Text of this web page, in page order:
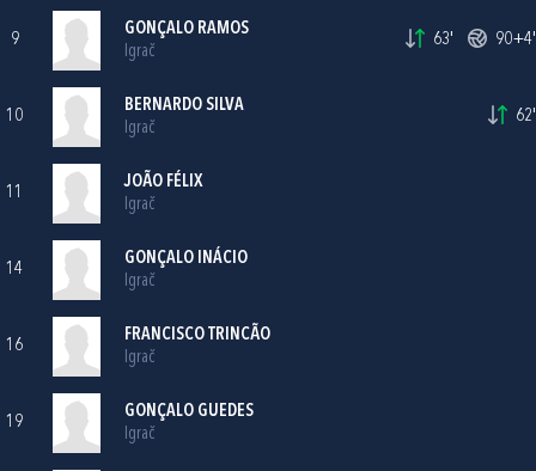
9
GONÇALO RAMOS
Igrač
63' 90+4'
10
BERNARDO SILVA
Igrač
62'
11
JOÃO FÉLIX
Igrač
14
GONÇALO INÁCIO
Igrač
16
FRANCISCO TRINCÃO
Igrač
19
GONÇALO GUEDES
Igrač